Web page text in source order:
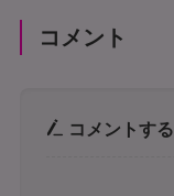
コメント
コメントする